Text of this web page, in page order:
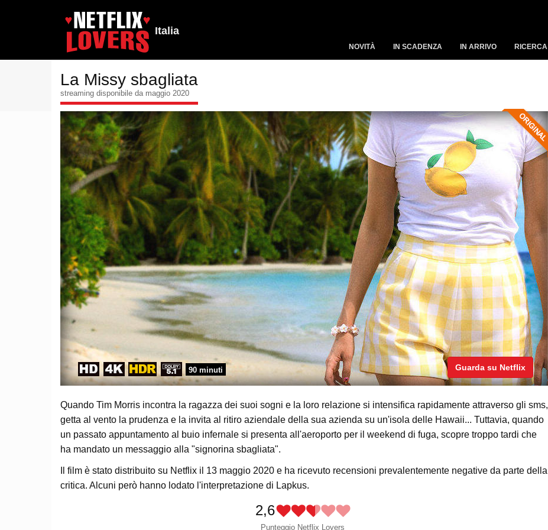
Italia
NOVITÀ IN SCADENZA IN ARRIVO RICERCA
La Missy sbagliata
streaming disponibile da maggio 2020
90 minuti Guarda su Netflix
Quando Tim Morris incontra la ragazza dei suoi sogni e la loro relazione si intensifica rapidamente attraverso gli sms,
getta al vento la prudenza e la invita al ritiro aziendale della sua azienda su un'isola delle Hawaii... Tuttavia, quando
un passato appuntamento al buio infernale si presenta all'aeroporto per il weekend di fuga, scopre troppo tardi che
ha mandato un messaggio alla "signorina sbagliata".
Il film è stato distribuito su Netflix il 13 maggio 2020 e ha ricevuto recensioni prevalentemente negative da parte della
critica. Alcuni però hanno lodato l'interpretazione di Lapkus.
2,6
Punteggio Netflix Lovers